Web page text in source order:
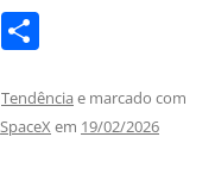
E
ar
e
Tendência e marcado com
SpaceX em 19/02/2026